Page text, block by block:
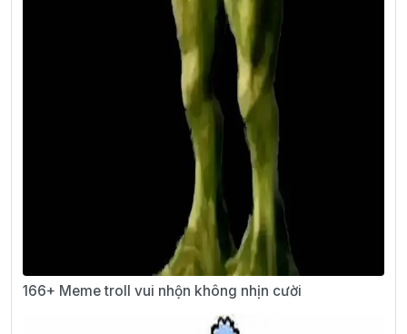
166+ Meme troll vui nhộn không nhịn cười